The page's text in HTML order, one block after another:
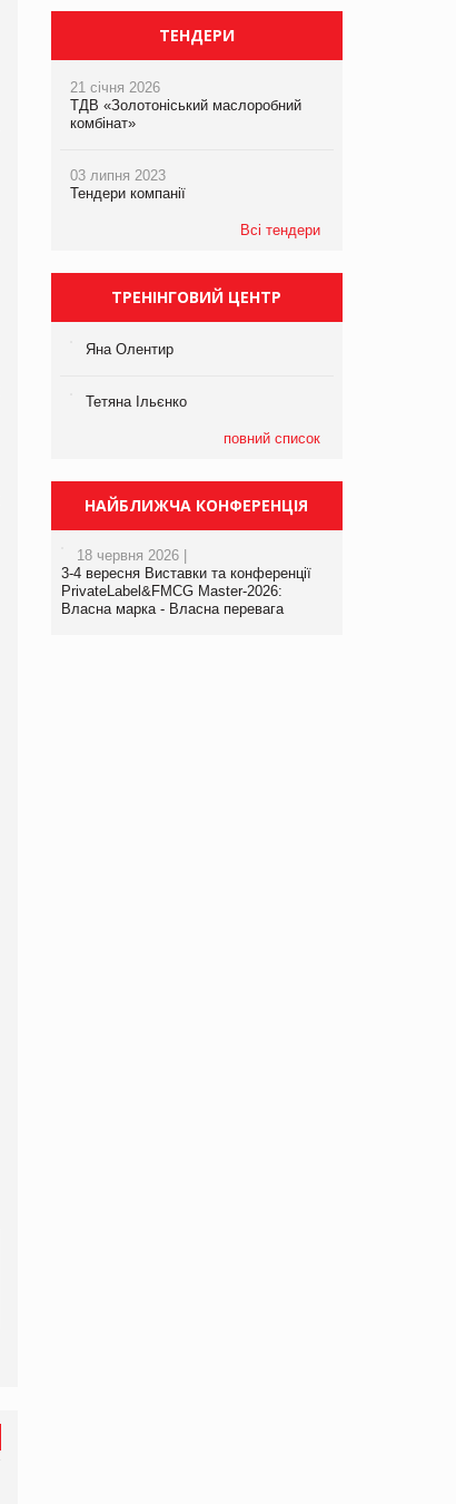
ТЕНДЕРИ
21 січня 2026
ТДВ «Золотоніський маслоробний
комбінат»
03 липня 2023
Тендери компанії
Всі тендери
ТРЕНІНГОВИЙ ЦЕНТР
Яна Олентир
Тетяна Ільєнко
повний список
НАЙБЛИЖЧА КОНФЕРЕНЦІЯ
18 червня 2026 |
3-4 вересня Виставки та конференції
PrivateLabel&FMCG Master-2026:
Власна марка - Власна перевага